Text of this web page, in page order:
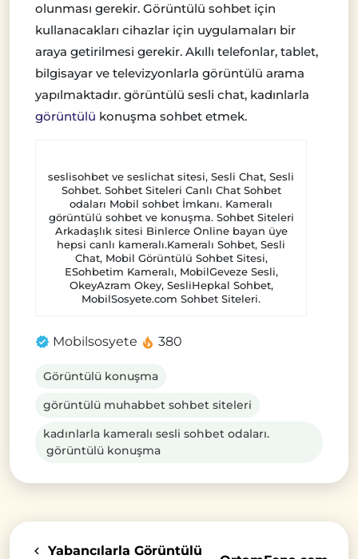
olunması gerekir. Görüntülü sohbet için
kullanacakları cihazlar için uygulamaları bir
araya getirilmesi gerekir. Akıllı telefonlar, tablet,
bilgisayar ve televizyonlarla görüntülü arama
yapılmaktadır. görüntülü sesli chat, kadınlarla
görüntülü konuşma sohbet etmek.
seslisohbet ve seslichat sitesi, Sesli Chat, Sesli
Sohbet. Sohbet Siteleri Canlı Chat Sohbet
odaları Mobil sohbet İmkanı. Kameralı
görüntülü sohbet ve konuşma. Sohbet Siteleri
Arkadaşlık sitesi Binlerce Online bayan üye
hepsi canlı kameralı.Kameralı Sohbet, Sesli
Chat, Mobil Görüntülü Sohbet Sitesi,
ESohbetim Kameralı, MobilGeveze Sesli,
OkeyAzram Okey, SesliHepkal Sohbet,
MobilSosyete.com Sohbet Siteleri.
Mobilsosyete 380
Görüntülü konuşma
görüntülü muhabbet sohbet siteleri
kadınlarla kameralı sesli sohbet odaları.
görüntülü konuşma
Yabancılarla Görüntülü